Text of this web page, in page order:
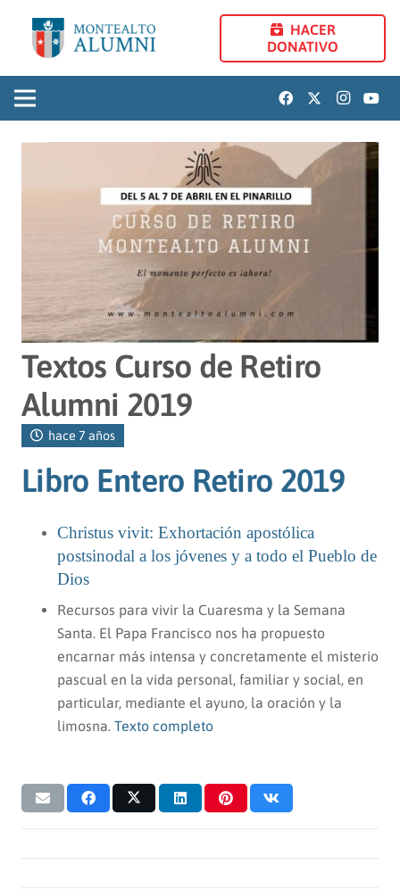
HACER
DONATIVO
Textos Curso de Retiro
Alumni 2019
hace 7 años
Libro Entero Retiro 2019
Christus vivit: Exhortación apostólica
postsinodal a los jóvenes y a todo el Pueblo de
Dios
Recursos para vivir la Cuaresma y la Semana
Santa. El Papa Francisco nos ha propuesto
encarnar más intensa y concretamente el misterio
pascual en la vida personal, familiar y social, en
particular, mediante el ayuno, la oración y la
limosna. Texto completo